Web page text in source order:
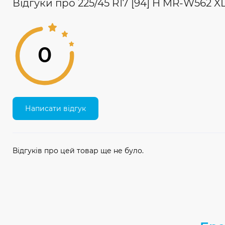
Відгуки про 225/45 R17 [94] H MR-W562
0
Написати відгук
Відгуків про цей товар ще не було.